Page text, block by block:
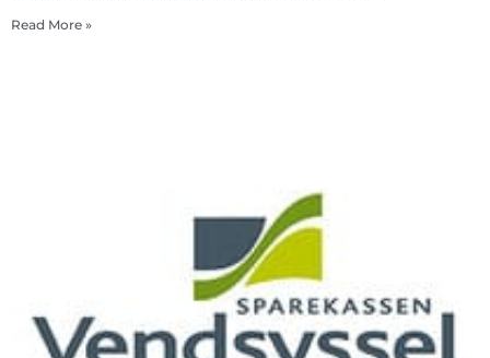
Read More »